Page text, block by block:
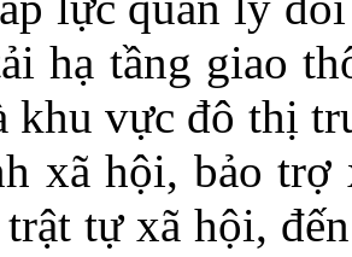
hạ tầng giao
khu vực đô thị
xã hội, bảo
tự xã hội,